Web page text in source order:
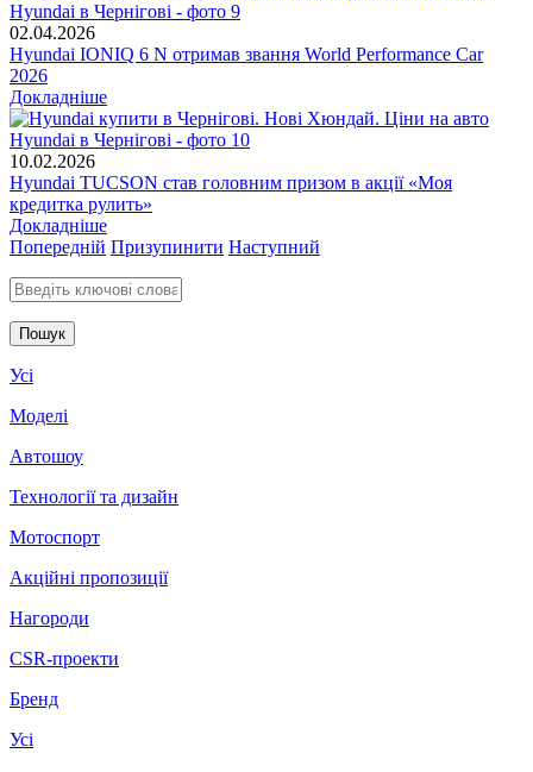
02.04.2026
Hyundai IONIQ 6 N отримав звання World Performance Car
2026
Докладніше
10.02.2026
Hyundai TUCSON став головним призом в акції «Моя
кредитка рулить»
Докладніше
Попередній Призупинити Наступний
Введіть ключові слова для пошуку
Усі
Моделі
Автошоу
Технології та дизайн
Мотоспорт
Акційні пропозиції
Нагороди
CSR-проекти
Бренд
Усі